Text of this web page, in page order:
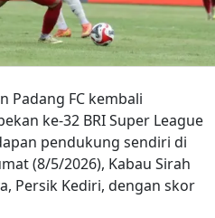
Padang FC kembali
ke-32 BRI Super League
pendukung sendiri di
(8/5/2026), Kabau Sirah
Persik Kediri, dengan skor